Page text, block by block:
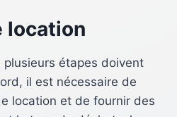
location
plusieurs étapes doivent
il est nécessaire de
location et de fournir des